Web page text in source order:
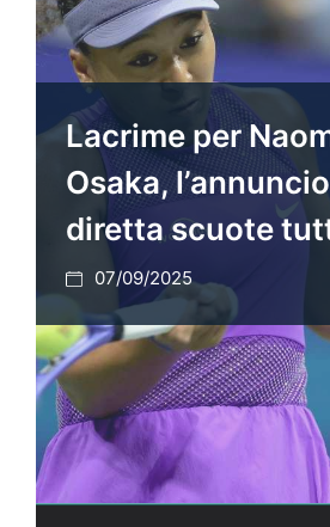
Lacrime per
Osaka,
diretta scuote
07/09/2025